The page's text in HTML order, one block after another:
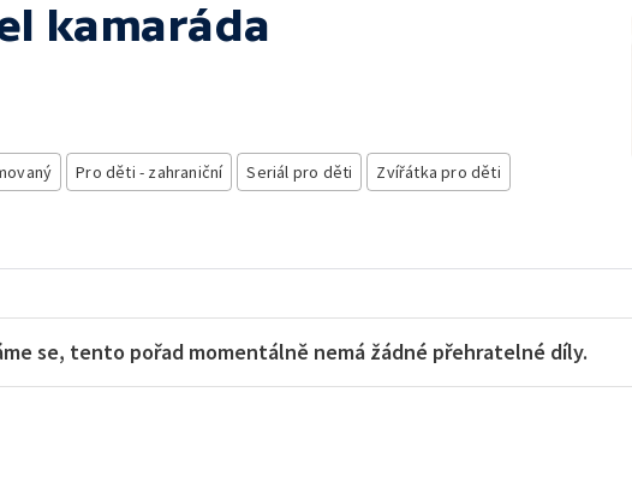
kamaráda
Pro děti - zahraniční Seriál pro děti Zvířátka pro děti
se, tento pořad momentálně nemá žádné přehratelné díly.